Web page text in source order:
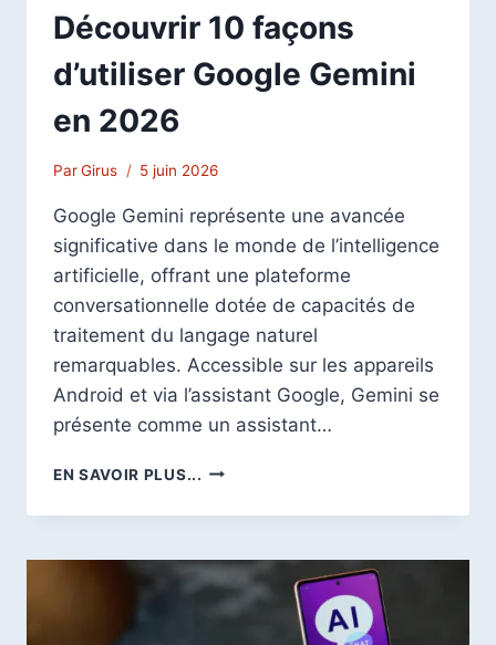
Découvrir 10 façons
d’utiliser Google Gemini
en 2026
ParGirus 5 juin 2026
Google Gemini représente une avancée
significative dans le monde de l’intelligence
artificielle, offrant une plateforme
conversationnelle dotée de capacités de
traitement du langage naturel
remarquables. Accessible sur les appareils
Android et via l’assistant Google, Gemini se
présente comme un assistant…
EN SAVOIR PLUS... DÉCOUVRIR
FAÇONS
GOOGLE
GEMINI